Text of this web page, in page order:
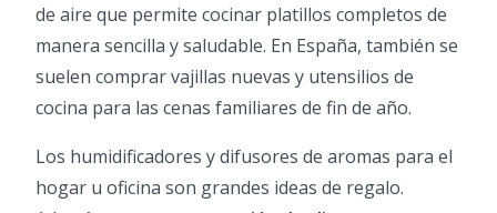
de aire que permite cocinar platillos completos de
manera sencilla y saludable. En España, también se
suelen comprar vajillas nuevas y utensilios de
cocina para las cenas familiares de fin de año.
Los humidificadores y difusores de aromas para el
hogar u oficina son grandes ideas de regalo.